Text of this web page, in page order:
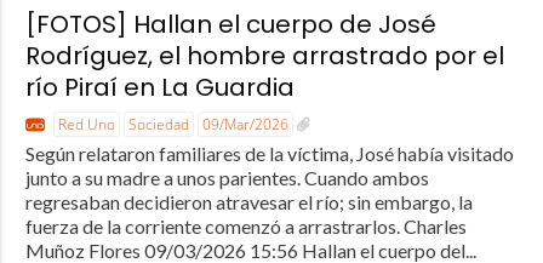
[FOTOS] Hallan el cuerpo de José
Rodríguez, el hombre arrastrado por el
río Piraí en La Guardia
Red Uno Sociedad 09/Mar/2026
Según relataron familiares de la víctima, José había visitado
junto a su madre a unos parientes. Cuando ambos
regresaban decidieron atravesar el río; sin embargo, la
fuerza de la corriente comenzó a arrastrarlos. Charles
Muñoz Flores 09/03/2026 15:56 Hallan el cuerpo del...